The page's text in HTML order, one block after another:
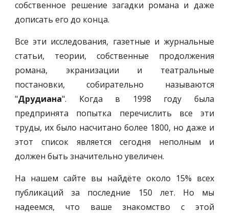
собственное решение загадки романа и даже
дописать его до конца.
Все эти исследования, газетные и журнальные
статьи, теории, собственные продолжения
романа, экранизации и театральные
постановки, собирательно называются
"Друдиана". Когда в 1998 году была
предпринята попытка перечислить все эти
труды, их было насчитано более 1800, но даже и
этот список является сегодня неполным и
должен быть значительно увеличен.
На нашем сайте вы найдёте около 15% всех
публикаций за последние 150 лет. Но мы
надеемся, что ваше знакомство с этой